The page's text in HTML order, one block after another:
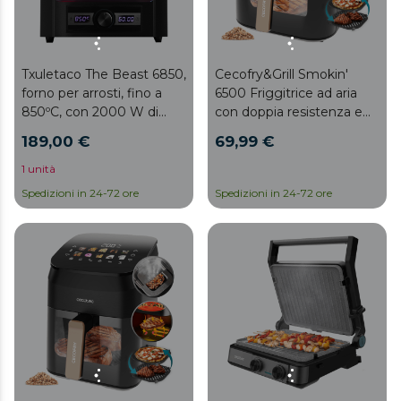
Txuletaco The Beast 6850,
forno per arrosti, fino a
850ºC, con 2000 W di
inossidabile, vaschetta di
raccolta grasso e sistema
di temperatura tempo
regolabili, Black
189,00 €
1 unità
Spedizioni in 24-72 ore
Cecofry&Grill Smokin'
6500 Friggitrice ad aria
con doppia resistenza e
ideale per una doratura
sapore di barbecue sulla
carne. Con una capacità di
6,5 litri e una potenza di
2200 W, è perfetta per
preparare piatti gustosi e
69,99 €
Spedizioni in 24-72 ore